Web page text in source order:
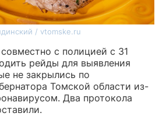
/ vtomske.ru
с полицией с 31
рейды для выявления
не закрылись по
Томской области из-
Два протокола